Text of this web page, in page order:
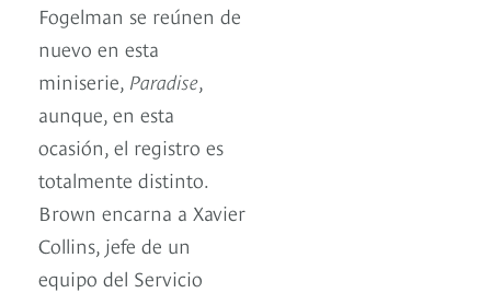
Fogelman se reúnen de
nuevo en esta
miniserie, Paradise,
aunque, en esta
ocasión, el registro es
totalmente distinto.
Brown encarna a Xavier
Collins, jefe de un
equipo del Servicio